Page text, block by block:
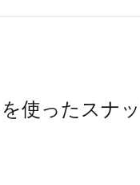
使ったスナ